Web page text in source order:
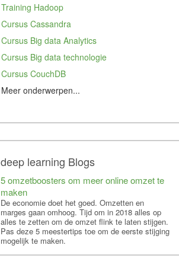
Training Hadoop
Cursus Cassandra
Cursus Big data Analytics
Cursus Big data technologie
Cursus CouchDB
Meer onderwerpen...
Cursus MongoDB
Cursus Apache Pig
Training Data Mining
Cursus Redis
Studie Kunstmatige intelligentie
Cursus Tableau
Tensorflow
Elastic
deep learning Blogs
5 omzetboosters om meer online omzet te
maken
De economie doet het goed. Omzetten en
marges gaan omhoog. Tijd om in 2018 alles op
alles te zetten om de omzet flink te laten stijgen.
Pas deze 5 meestertips toe om de eerste stijging
mogelijk te maken.